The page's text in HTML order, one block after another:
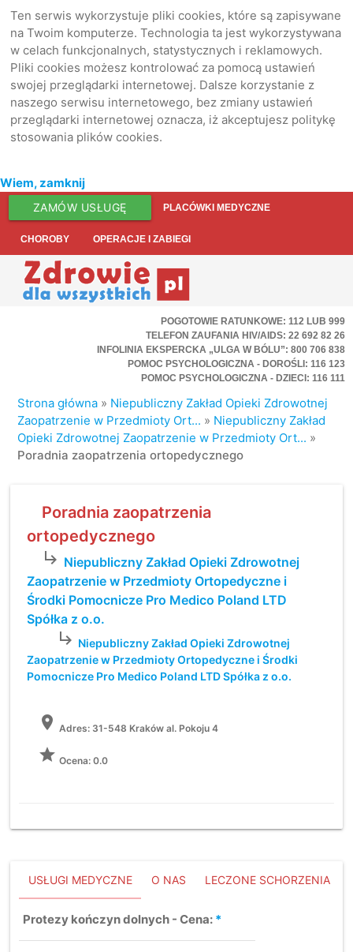
Ten serwis wykorzystuje pliki cookies, które są zapisywane
na Twoim komputerze. Technologia ta jest wykorzystywana
w celach funkcjonalnych, statystycznych i reklamowych.
Pliki cookies możesz kontrolować za pomocą ustawień
swojej przeglądarki internetowej. Dalsze korzystanie z
naszego serwisu internetowego, bez zmiany ustawień
przeglądarki internetowej oznacza, iż akceptujesz politykę
stosowania plików cookies.
Wiem, zamknij
ZAMÓW USŁUGĘ PLACÓWKI MEDYCZNE
CHOROBY OPERACJE I ZABIEGI
POGOTOWIE RATUNKOWE: 112 LUB 999
TELEFON ZAUFANIA HIV/AIDS: 22 692 82 26
INFOLINIA EKSPERCKA „ULGA W BÓLU”: 800 706 838
POMOC PSYCHOLOGICZNA - DOROŚLI: 116 123
POMOC PSYCHOLOGICZNA - DZIECI: 116 111
Strona główna » Niepubliczny Zakład Opieki Zdrowotnej
Zaopatrzenie w Przedmioty Ort... » Niepubliczny Zakład
Opieki Zdrowotnej Zaopatrzenie w Przedmioty Ort... »
Poradnia zaopatrzenia ortopedycznego
Poradnia zaopatrzenia
ortopedycznego
subdirectory_arrow_right Niepubliczny Zakład Opieki Zdrowotnej
Zaopatrzenie w Przedmioty Ortopedyczne i
Środki Pomocnicze Pro Medico Poland LTD
Spółka z o.o.
subdirectory_arrow_right Niepubliczny Zakład Opieki Zdrowotnej
Zaopatrzenie w Przedmioty Ortopedyczne i Środki
Pomocnicze Pro Medico Poland LTD Spółka z o.o.
location_on Adres:31-548 Kraków al. Pokoju 4
grade Ocena: 0.0
USŁUGI MEDYCZNE O NAS LECZONE SCHORZENIA
Protezy kończyn dolnych - Cena: *